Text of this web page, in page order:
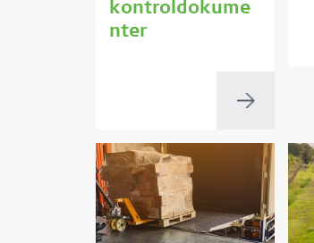
kontroldokume
nter